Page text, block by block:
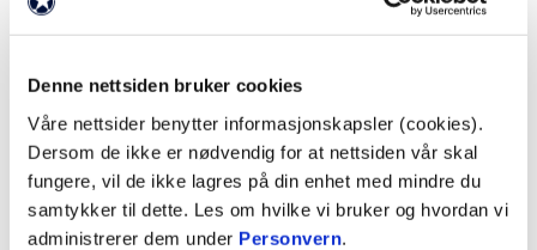
Denne nettsiden bruker cookies
Våre nettsider benytter informasjonskapsler (cookies).
Dersom de ikke er nødvendig for at nettsiden vår skal
fungere, vil de ikke lagres på din enhet med mindre du
samtykker til dette. Les om hvilke vi bruker og hvordan vi
administrerer dem under Personvern.
30. april 2026